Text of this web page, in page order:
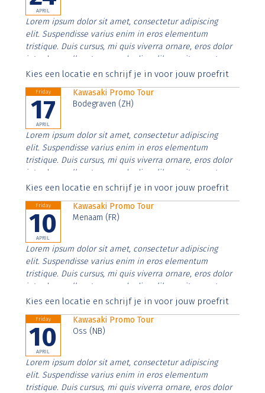
APRIL
Lorem ipsum dolor sit amet, consectetur adipiscing
elit. Suspendisse varius enim in eros elementum
tristique. Duis cursus, mi quis viverra ornare, eros dolor
interdum nulla, ut commodo diam libero vitae erat.
Aenean faucibus nibh et justo cursus id rutrum lorem
Kies een locatie en schrijf je in voor jouw proefrit
Friday
17
APRIL
Kawasaki Promo Tour
Bodegraven (ZH)
Lorem ipsum dolor sit amet, consectetur adipiscing
elit. Suspendisse varius enim in eros elementum
tristique. Duis cursus, mi quis viverra ornare, eros dolor
interdum nulla, ut commodo diam libero vitae erat.
Aenean faucibus nibh et justo cursus id rutrum lorem
Kies een locatie en schrijf je in voor jouw proefrit
Friday
10
APRIL
Kawasaki Promo Tour
Menaam (FR)
Lorem ipsum dolor sit amet, consectetur adipiscing
elit. Suspendisse varius enim in eros elementum
tristique. Duis cursus, mi quis viverra ornare, eros dolor
interdum nulla, ut commodo diam libero vitae erat.
Aenean faucibus nibh et justo cursus id rutrum lorem
Kies een locatie en schrijf je in voor jouw proefrit
Friday
10
APRIL
Kawasaki Promo Tour
Oss (NB)
Lorem ipsum dolor sit amet, consectetur adipiscing
elit. Suspendisse varius enim in eros elementum
tristique. Duis cursus, mi quis viverra ornare, eros dolor